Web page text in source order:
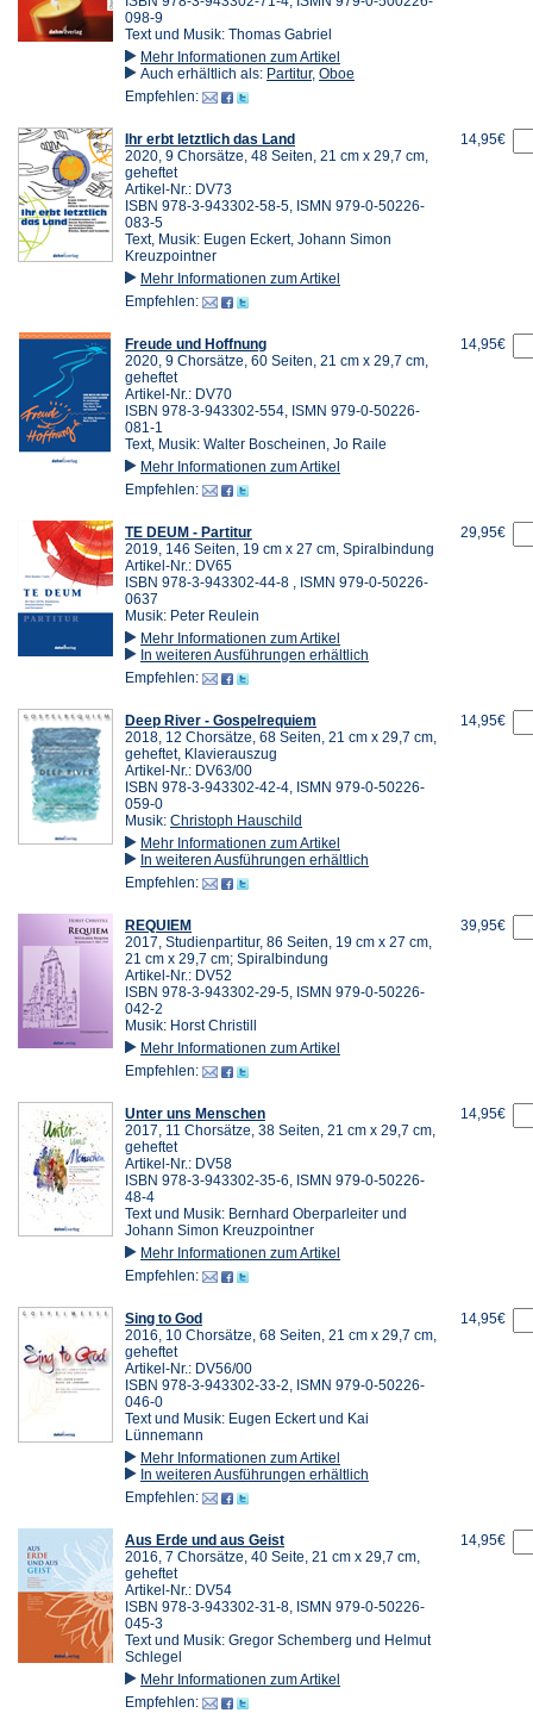
098-9
Text und Musik: Thomas Gabriel
Mehr Informationen zum Artikel
Auch erhältlich als: Partitur, Oboe
Empfehlen:
Ihr erbt letztlich das Land
2020, 9 Chorsätze, 48 Seiten, 21 cm x 29,7 cm,
geheftet
Artikel-Nr.: DV73
ISBN 978-3-943302-58-5, ISMN 979-0-50226-
083-5
Text, Musik: Eugen Eckert, Johann Simon
Kreuzpointner
Mehr Informationen zum Artikel
Empfehlen:
14,95€
Freude und Hoffnung
2020, 9 Chorsätze, 60 Seiten, 21 cm x 29,7 cm,
geheftet
Artikel-Nr.: DV70
ISBN 978-3-943302-554, ISMN 979-0-50226-
081-1
Text, Musik: Walter Boscheinen, Jo Raile
Mehr Informationen zum Artikel
Empfehlen:
14,95€
TE DEUM - Partitur
2019, 146 Seiten, 19 cm x 27 cm, Spiralbindung
Artikel-Nr.: DV65
ISBN 978-3-943302-44-8 , ISMN 979-0-50226-
0637
Musik: Peter Reulein
Mehr Informationen zum Artikel
In weiteren Ausführungen erhältlich
Empfehlen:
29,95€
Deep River - Gospelrequiem
2018, 12 Chorsätze, 68 Seiten, 21 cm x 29,7 cm,
geheftet, Klavierauszug
Artikel-Nr.: DV63/00
ISBN 978-3-943302-42-4, ISMN 979-0-50226-
059-0
Musik: Christoph Hauschild
Mehr Informationen zum Artikel
In weiteren Ausführungen erhältlich
Empfehlen:
14,95€
REQUIEM
2017, Studienpartitur, 86 Seiten, 19 cm x 27 cm,
21 cm x 29,7 cm; Spiralbindung
Artikel-Nr.: DV52
ISBN 978-3-943302-29-5, ISMN 979-0-50226-
042-2
Musik: Horst Christill
Mehr Informationen zum Artikel
Empfehlen:
39,95€
Unter uns Menschen
2017, 11 Chorsätze, 38 Seiten, 21 cm x 29,7 cm,
geheftet
Artikel-Nr.: DV58
ISBN 978-3-943302-35-6, ISMN 979-0-50226-
48-4
Text und Musik: Bernhard Oberparleiter und
Johann Simon Kreuzpointner
Mehr Informationen zum Artikel
Empfehlen:
14,95€
Sing to God
2016, 10 Chorsätze, 68 Seiten, 21 cm x 29,7 cm,
geheftet
Artikel-Nr.: DV56/00
ISBN 978-3-943302-33-2, ISMN 979-0-50226-
046-0
Text und Musik: Eugen Eckert und Kai
Lünnemann
Mehr Informationen zum Artikel
In weiteren Ausführungen erhältlich
Empfehlen:
14,95€
Aus Erde und aus Geist
2016, 7 Chorsätze, 40 Seite, 21 cm x 29,7 cm,
geheftet
Artikel-Nr.: DV54
ISBN 978-3-943302-31-8, ISMN 979-0-50226-
045-3
Text und Musik: Gregor Schemberg und Helmut
Schlegel
Mehr Informationen zum Artikel
Empfehlen:
14,95€